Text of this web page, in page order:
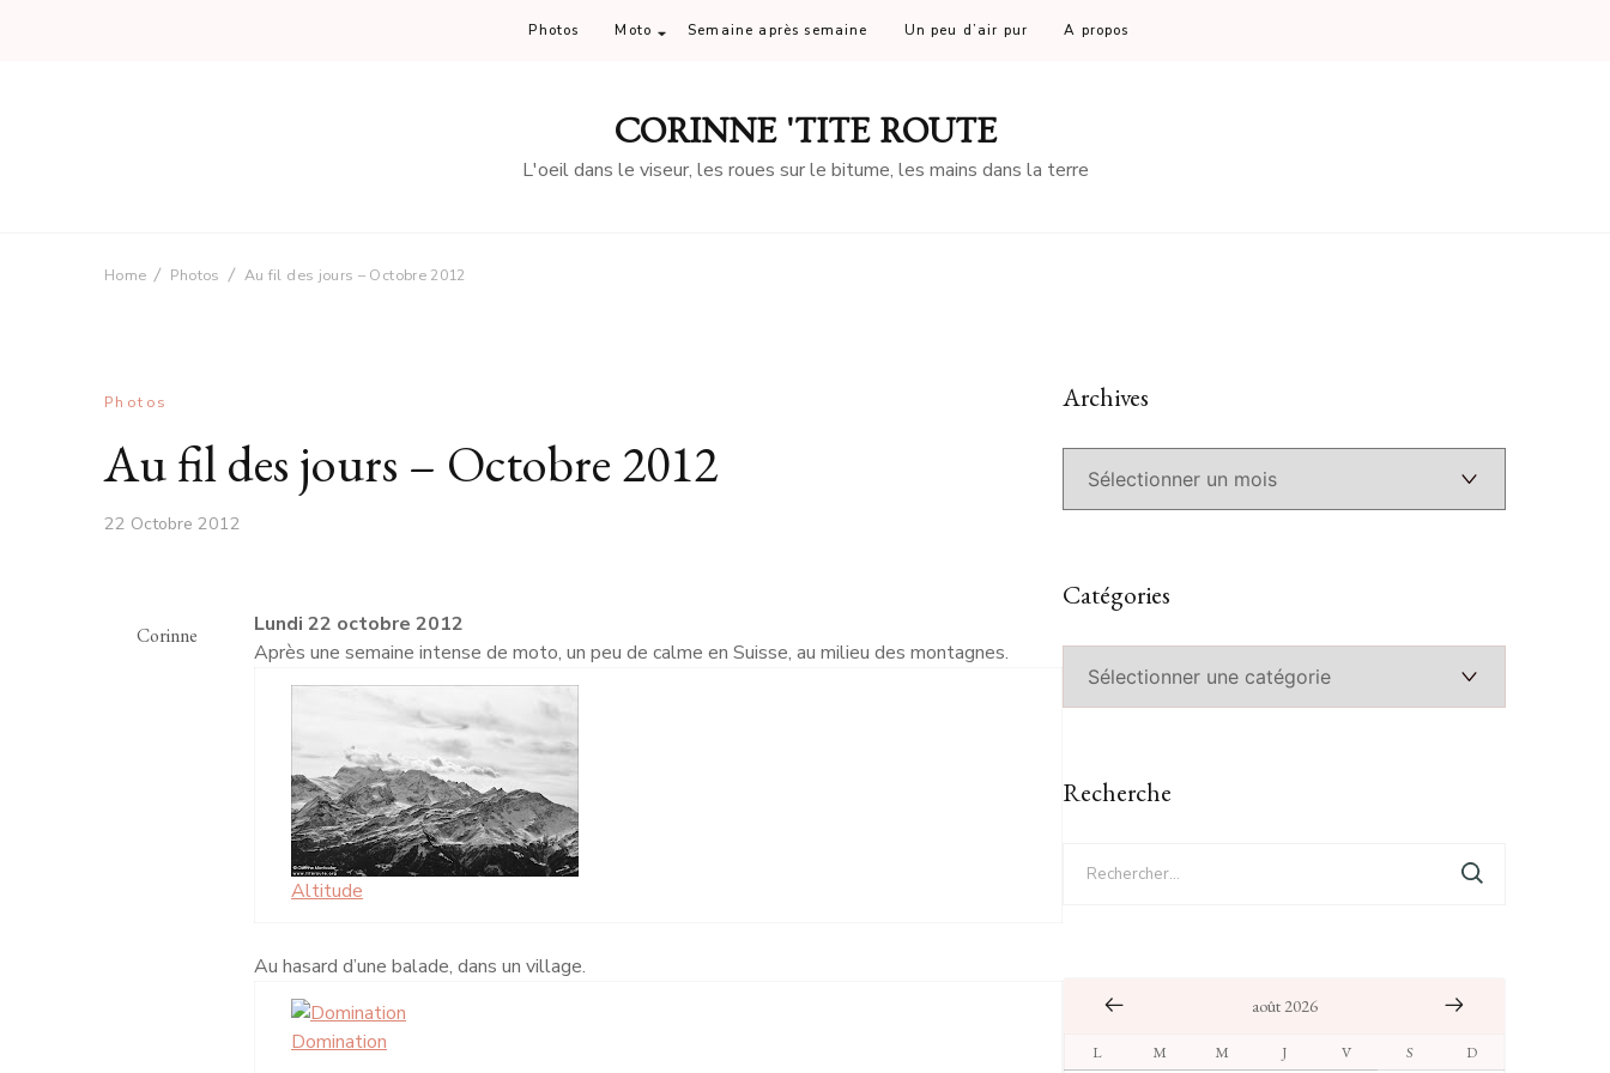
Photos Moto Semaine après semaine Un peu d’air pur A propos
CORINNE 'TITE ROUTE
L'oeil dans le viseur, les roues sur le bitume, les mains dans la terre
Home Photos Au fil des jours – Octobre 2012
Photos
Au fil des jours – Octobre 2012
22 Octobre 2012
Corinne
Lundi 22 octobre 2012
Après une semaine intense de moto, un peu de calme en Suisse, au milieu des montagnes.
Altitude
Au hasard d’une balade, dans un village.
Domination
Archives
Catégories
Recherche
août 2026
L M M J V S D